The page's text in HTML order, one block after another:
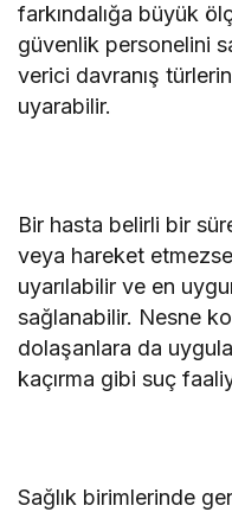
farkındalığa büyük
güvenlik personelini
verici davranış
uyarabilir.
Bir hasta belirli bir
veya hareket
uyarılabilir ve en
sağlanabilir. Nesne
dolaşanlara da
kaçırma gibi suç
Sağlık birimlerinde